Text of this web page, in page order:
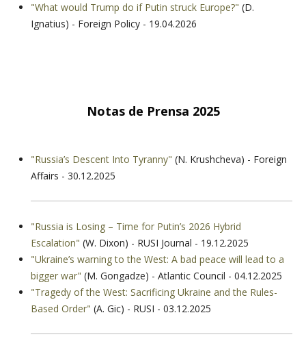
"What would Trump do if Putin struck Europe?" (D.
Ignatius) - Foreign Policy - 19.04.2026
Notas de Prensa 2025
"Russia’s Descent Into Tyranny" (N. Krushcheva) - Foreign
Affairs - 30.12.2025
"Russia is Losing – Time for Putin’s 2026 Hybrid
Escalation" (W. Dixon) - RUSI Journal - 19.12.2025
"Ukraine’s warning to the West: A bad peace will lead to a
bigger war" (M. Gongadze) - Atlantic Council - 04.12.2025
"Tragedy of the West: Sacrificing Ukraine and the Rules-
Based Order" (A. Gic) - RUSI - 03.12.2025